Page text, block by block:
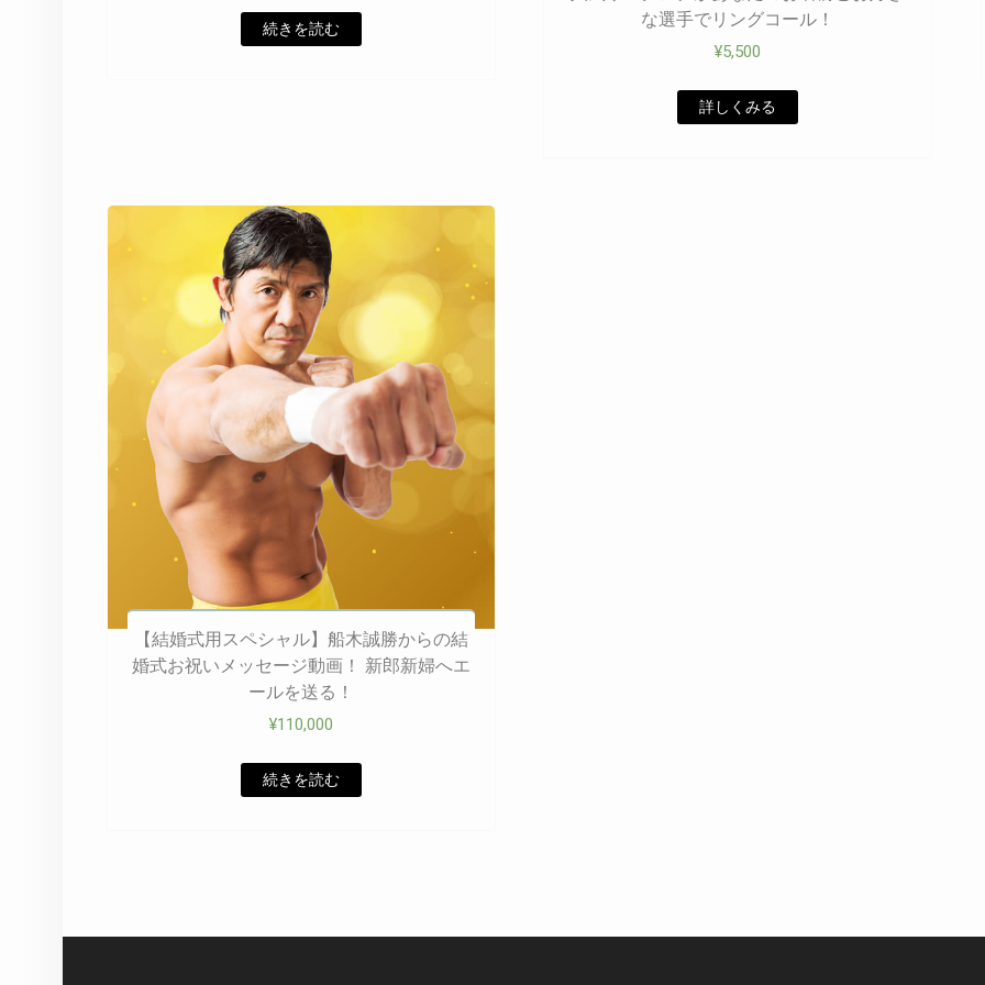
続きを読む
な選手でリングコール！
¥5,500
詳しくみる
【結婚式用スペシャル】船木誠勝からの結
婚式お祝いメッセージ動画！ 新郎新婦へエ
ールを送る！
¥110,000
続きを読む